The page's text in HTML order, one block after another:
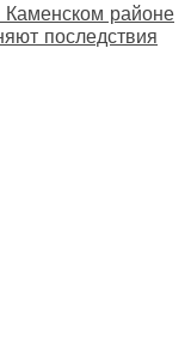
районе
последствия